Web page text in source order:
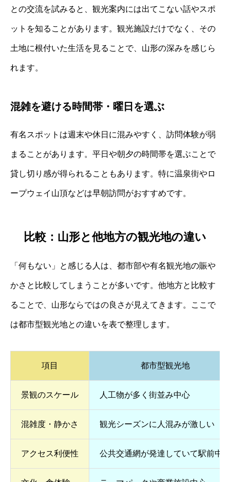
との交流を試みると、観光案内には出てこない話やスポ
ットを知ることがあります。観光施設だけでなく、その
土地に根付いた生活を見ることで、山形の深みを感じら
れます。
混雑を避ける時間帯・曜日を選ぶ
有名スポットは週末や休日に混みやすく、訪問体験が弱
まることがあります。平日や朝夕の時間帯を選ぶことで
貸し切り感が得られることもあります。特に温泉街やロ
ープウェイ山頂などは早朝訪問がおすすめです。
比較：山形と他地方の観光地の違い
「何もない」と感じる人は、都市部や有名観光地の賑や
かさと比較してしまうことが多いです。他地方と比較す
ることで、山形ならではの良さが見えてきます。ここで
は都市型観光地との違いを表で整理します。
項目 都市型観光地
景観のスケール 人工物が多く街並み中心
混雑度・静かさ 観光シーズンに人混みが激しい
アクセス利便性 公共交通網が発達していて駅前中